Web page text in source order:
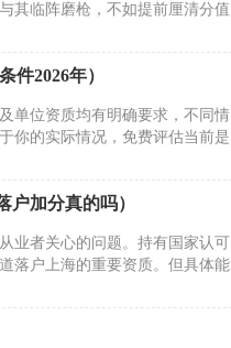
其临阵磨枪，不如提前厘清分值
件2026年）
单位资质均有明确要求，不同情
你的实际情况，免费评估当前是
加分真的吗）
业者关心的问题。持有国家认可
落户上海的重要资质。但具体能